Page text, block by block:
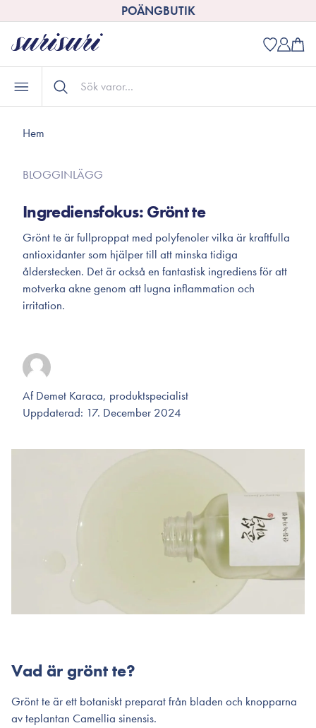
POÄNGBUTIK
Hem
BLOGGINLÄGG
Ingrediensfokus: Grönt te
Grönt te är fullproppat med polyfenoler vilka är kraftfulla
antioxidanter som hjälper till att minska tidiga
ålderstecken. Det är också en fantastisk ingrediens för att
motverka akne genom att lugna inflammation och
irritation.
Af Demet Karaca, produktspecialist
Uppdaterad: 17. December 2024
Vad är grönt te?
Grönt te är ett botaniskt preparat från bladen och knopparna
av teplantan Camellia sinensis.